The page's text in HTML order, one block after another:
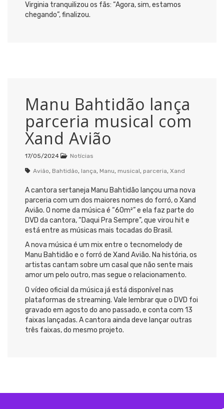
Virginia tranquilizou os fãs: “Agora, sim, estamos
chegando”, finalizou.
Manu Bahtidão lança
parceria musical com
Xand Avião
17/05/2024 Notícias
Avião, Bahtidão, lança, Manu, musical, parceria, Xand
A cantora sertaneja Manu Bahtidão lançou uma nova
parceria com um dos maiores nomes do forró, o Xand
Avião. O nome da música é “60m²” e ela faz parte do
DVD da cantora, “Daqui Pra Sempre”, que virou hit e
está entre as músicas mais tocadas do Brasil.
A nova música é um mix entre o tecnomelody de
Manu Bahtidão e o forró de Xand Avião. Na história, os
artistas cantam sobre um casal que não sente mais
amor um pelo outro, mas segue o relacionamento.
O vídeo oficial da música já está disponível nas
plataformas de streaming. Vale lembrar que o DVD foi
gravado em agosto do ano passado, e conta com 13
faixas lançadas. A cantora ainda deve lançar outras
três faixas, do mesmo projeto.